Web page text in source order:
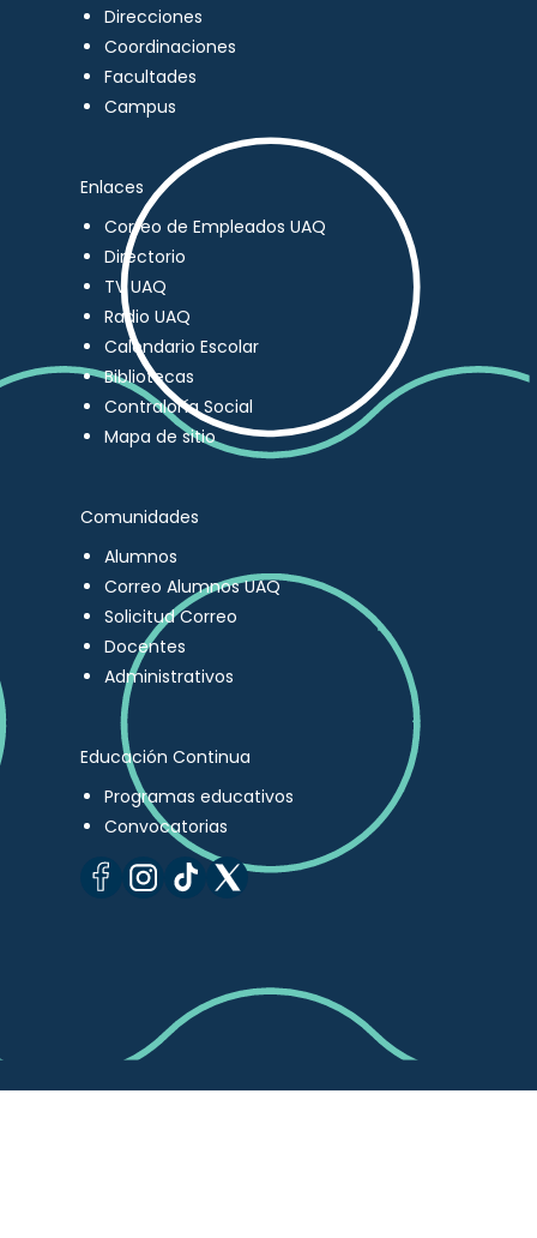
Direcciones
Coordinaciones
Facultades
Campus
Enlaces
Correo de Empleados UAQ
Directorio
TV UAQ
Radio UAQ
Calendario Escolar
Bibliotecas
Contraloría Social
Mapa de sitio
Comunidades
Alumnos
Correo Alumnos UAQ
Solicitud Correo
Docentes
Administrativos
Educación Continua
Programas educativos
Convocatorias